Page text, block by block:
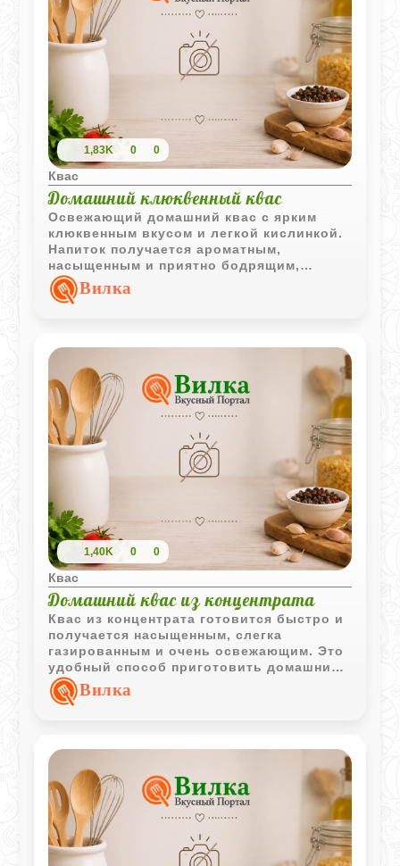
1,83K 0 0
Квас
Домашний клюквенный квас
Освежающий домашний квас с ярким
клюквенным вкусом и легкой кислинкой.
Напиток получается ароматным,
насыщенным и приятно бодрящим,
особенно после охлаждения и выдержки.
Вилка
1,40K 0 0
Квас
Домашний квас из концентрата
Квас из концентрата готовится быстро и
получается насыщенным, слегка
газированным и очень освежающим. Это
удобный способ приготовить домашний
хлебный напиток без длительного
настаивания сухарей и сложной
Вилка